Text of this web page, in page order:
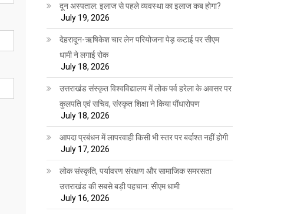
दून अस्पताल: इलाज से पहले व्यवस्था का इलाज कब होगा?
July 19, 2026
देहरादून-ऋषिकेश चार लेन परियोजना पेड़ कटाई पर सीएम
धामी ने लगाई रोक
July 18, 2026
उत्तराखंड संस्कृत विश्वविद्यालय में लोक पर्व हरेला के अवसर पर
कुलपति एवं सचिव, संस्कृत शिक्षा ने किया पौंधारोपण
July 18, 2026
आपदा प्रबंधन में लापरवाही किसी भी स्तर पर बर्दाश्त नहीं होगी
July 17, 2026
लोक संस्कृति, पर्यावरण संरक्षण और सामाजिक समरसता
उत्तराखंड की सबसे बड़ी पहचान: सीएम धामी
July 16, 2026